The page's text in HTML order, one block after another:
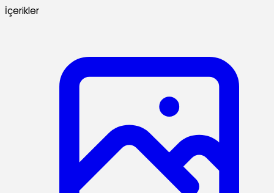
İçerikler